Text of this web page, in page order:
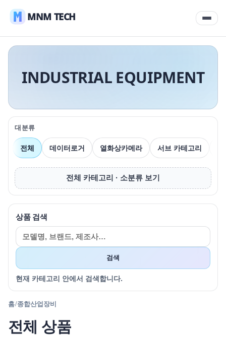
MNM TECH
INDUSTRIAL EQUIPMENT
대분류
전체 데이터로거 열화상카메라 서브 카테고리
전체 카테고리 · 소분류 보기
상품 검색
검색
현재 카테고리 안에서 검색합니다.
홈/종합산업장비
전체 상품